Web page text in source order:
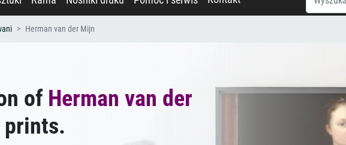
Herman van der Mijn
of Herman van der